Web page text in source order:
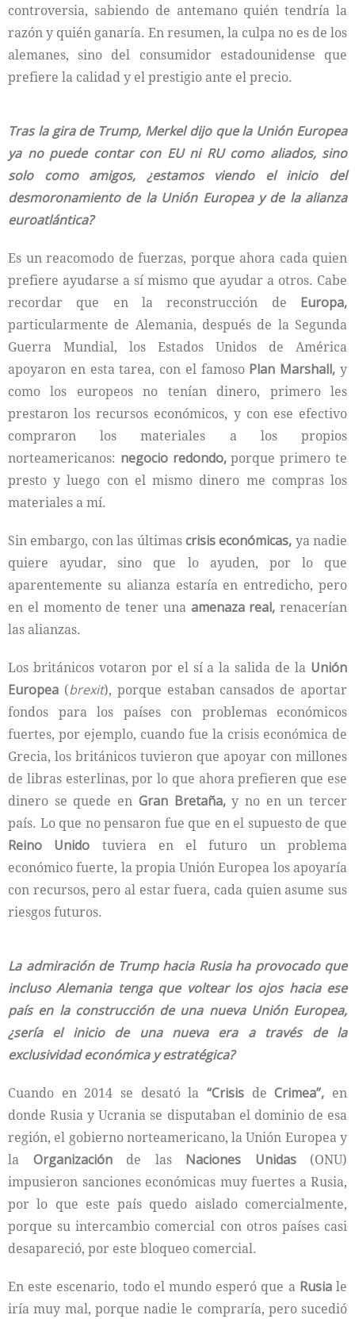
controversia, sabiendo de antemano quién tendría la
razón y quién ganaría. En resumen, la culpa no es de los
alemanes, sino del consumidor estadounidense que
prefiere la calidad y el prestigio ante el precio.
Tras la gira de Trump, Merkel dijo que la Unión Europea
ya no puede contar con EU ni RU como aliados, sino
solo como amigos, ¿estamos viendo el inicio del
desmoronamiento de la Unión Europea y de la alianza
euroatlántica?
Es un reacomodo de fuerzas, porque ahora cada quien
prefiere ayudarse a sí mismo que ayudar a otros. Cabe
recordar que en la reconstrucción de Europa,
particularmente de Alemania, después de la Segunda
Guerra Mundial, los Estados Unidos de América
apoyaron en esta tarea, con el famoso Plan Marshall, y
como los europeos no tenían dinero, primero les
prestaron los recursos económicos, y con ese efectivo
compraron los materiales a los propios
norteamericanos: negocio redondo,porque primero te
presto y luego con el mismo dinero me compras los
materiales a mí.
Sin embargo, con las últimascrisis económicas, ya nadie
quiere ayudar, sino que lo ayuden, por lo que
aparentemente su alianza estaría en entredicho, pero
en el momento de tener una amenaza real, renacerían
las alianzas.
Los británicos votaron por el sí a la salida de la Unión
Europea (brexit), porque estaban cansados de aportar
fondos para los países con problemas económicos
fuertes, por ejemplo, cuando fue la crisis económica de
Grecia, los británicos tuvieron que apoyar con millones
de libras esterlinas, por lo que ahora prefieren que ese
dinero se quede en Gran Bretaña,y no en un tercer
país. Lo que no pensaron fue que en el supuesto de que
Reino Unido tuviera en el futuro un problema
económico fuerte, la propia Unión Europea los apoyaría
con recursos, pero al estar fuera, cada quien asume sus
riesgos futuros.
La admiración de Trump hacia Rusia ha provocado que
incluso Alemania tenga que voltear los ojos hacia ese
país en la construcción de una nueva Unión Europea,
¿sería el inicio de una nueva era a través de la
exclusividad económica y estratégica?
Cuando en 2014 se desató la “Crisis deCrimea”, en
donde Rusia y Ucrania se disputaban el dominio de esa
región, el gobierno norteamericano, la Unión Europea y
la Organizaciónde las Naciones Unidas(ONU)
impusieron sanciones económicas muy fuertes a Rusia,
por lo que este país quedo aislado comercialmente,
porque su intercambio comercial con otros países casi
desapareció, por este bloqueo comercial.
En este escenario, todo el mundo esperó que a Rusiale
iría muy mal, porque nadie le compraría, pero sucedió